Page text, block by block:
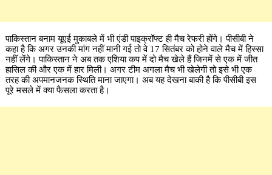
पाकिस्तान बनाम यूएई मुकाबले में भी एंडी पाइक्रॉफ्ट ही मैच रेफरी होंगे। पीसीबी ने
कहा है कि अगर उनकी मांग नहीं मानी गई तो वे 17 सितंबर को होने वाले मैच में हिस्सा
नहीं लेंगे। पाकिस्तान ने अब तक एशिया कप में दो मैच खेले हैं जिनमें से एक में जीत
हासिल की और एक में हार मिली। अगर टीम अगला मैच भी खेलेगी तो इसे भी एक
तरह की अपमानजनक स्थिति माना जाएगा। अब यह देखना बाकी है कि पीसीबी इस
पूरे मसले में क्या फैसला करता है।